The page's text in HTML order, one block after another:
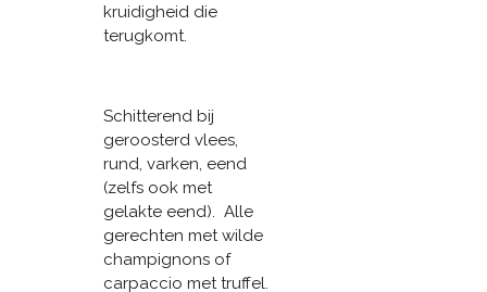
kruidigheid die
terugkomt.
Schitterend bij
geroosterd vlees,
rund, varken, eend
(zelfs ook met
gelakte eend). Alle
gerechten met wilde
champignons of
carpaccio met truffel.